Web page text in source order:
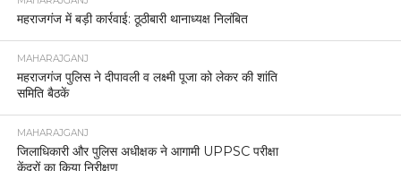
महराजगंज में बड़ी कार्रवाई: ठूठीबारी थानाध्यक्ष निलंबित
MAHARAJGANJ
महराजगंज पुलिस ने दीपावली व लक्ष्मी पूजा को लेकर की शांति
समिति बैठकें
MAHARAJGANJ
जिलाधिकारी और पुलिस अधीक्षक ने आगामी UPPSC परीक्षा
केंद्रों का किया निरीक्षण